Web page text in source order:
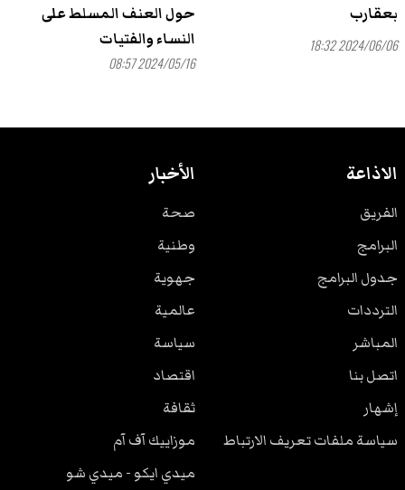
بعقارب
2024/06/06 18:32
حول العنف المسلط على
النساء والفتيات
2024/05/16 08:57
الاذاعة
الفريق
البرامج
جدول البرامج
الترددات
المباشر
اتصل بنا
إشهار
سياسة ملفات تعريف الارتباط
الأخبار
صحة
وطنية
جهوية
عالمية
سياسة
اقتصاد
ثقافة
موزاييك آف آم
ميدي ايكو - ميدي شو